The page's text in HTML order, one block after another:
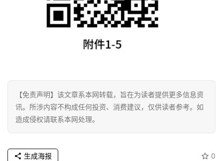
【免责声明】该文章系本网转载，旨在为读者提供更多信息资
讯。所涉内容不构成任何投资、消费建议，仅供读者参考。如
造成侵权请联系本网处理。
0
生成海报